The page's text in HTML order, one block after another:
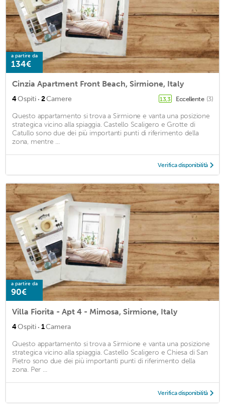
a partire da
134€
Cinzia Apartment Front Beach, Sirmione, Italy
4Ospiti · 2Camere 13,3 Eccellente (3)
Questo appartamento si trova a Sirmione e vanta una posizione
strategica vicino alla spiaggia. Castello Scaligero e Grotte di
Catullo sono due dei più importanti punti di riferimento della
zona, mentre ...
Verifica disponibilità
a partire da
90€
Villa Fiorita - Apt 4 - Mimosa, Sirmione, Italy
4Ospiti · 1Camera
Questo appartamento si trova a Sirmione e vanta una posizione
strategica vicino alla spiaggia. Castello Scaligero e Chiesa di San
Pietro sono due dei più importanti punti di riferimento della
zona. Per ...
Verifica disponibilità